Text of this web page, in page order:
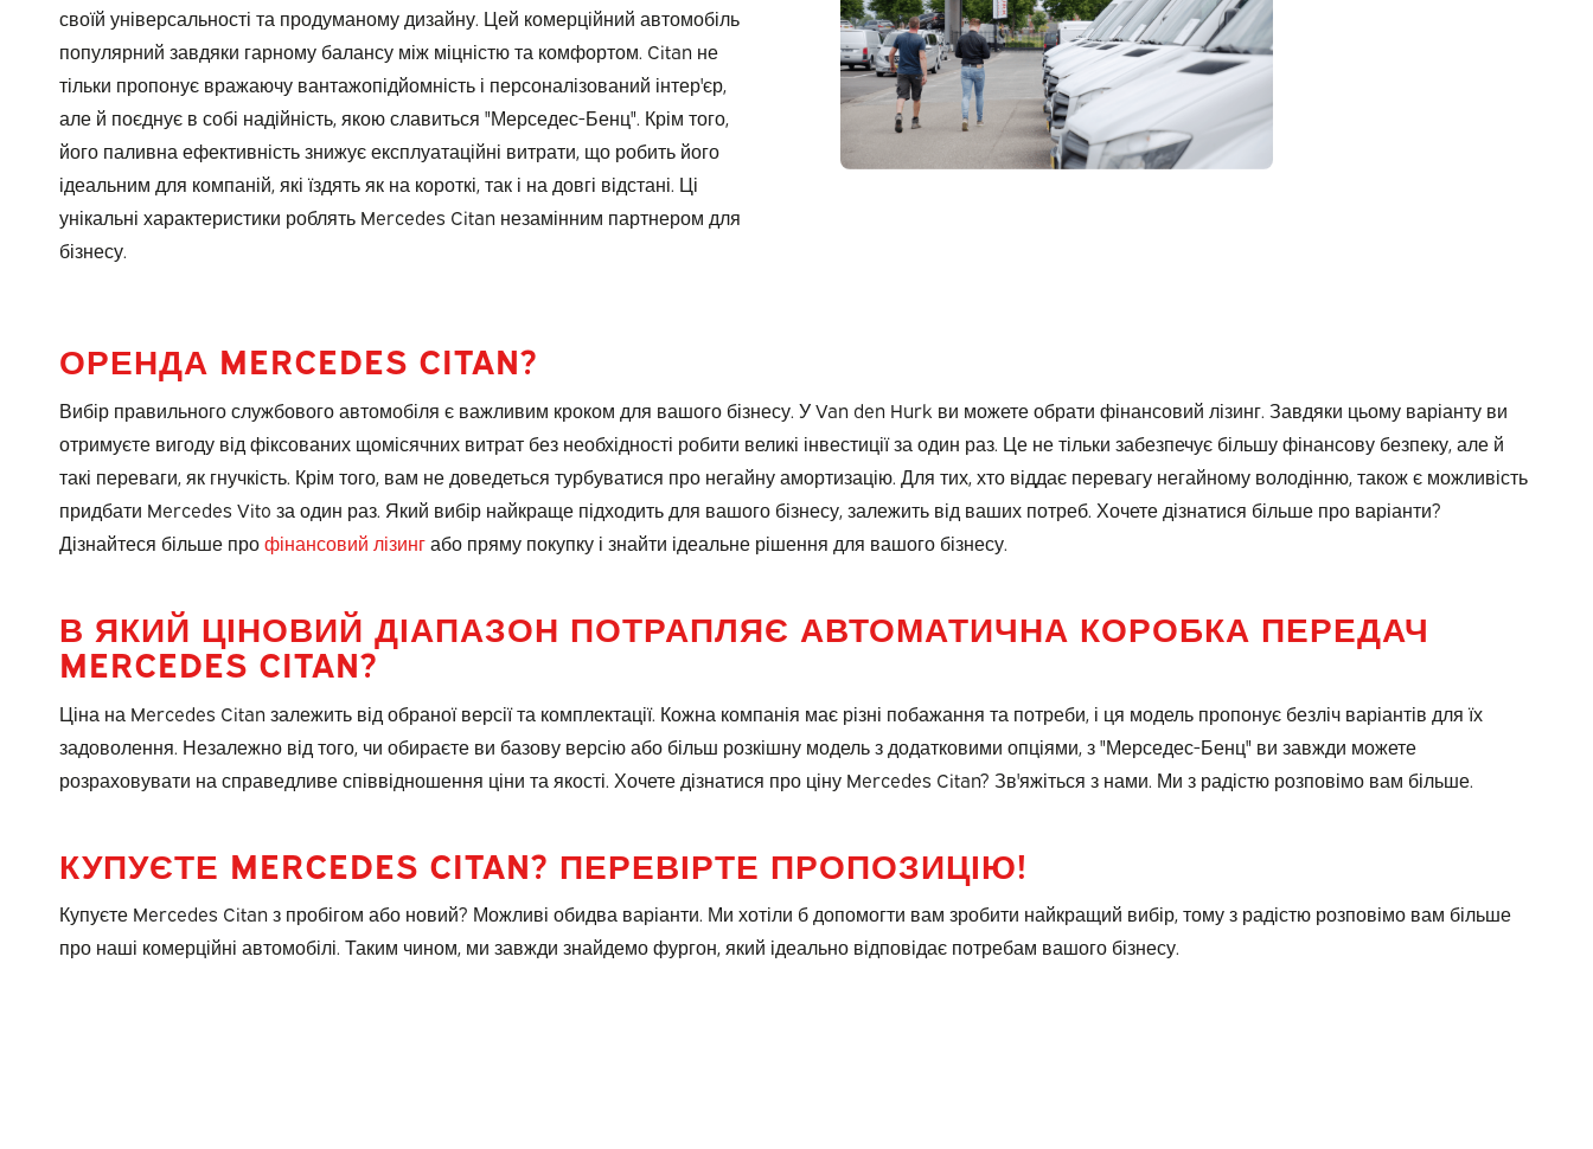
своїй універсальності та продуманому дизайну. Цей комерційний автомобіль
популярний завдяки гарному балансу між міцністю та комфортом. Citan не
тільки пропонує вражаючу вантажопідйомність і персоналізований інтер'єр,
але й поєднує в собі надійність, якою славиться "Мерседес-Бенц". Крім того,
його паливна ефективність знижує експлуатаційні витрати, що робить його
ідеальним для компаній, які їздять як на короткі, так і на довгі відстані. Ці
унікальні характеристики роблять Mercedes Citan незамінним партнером для
бізнесу.
ОРЕНДА MERCEDES CITAN?
Вибір правильного службового автомобіля є важливим кроком для вашого бізнесу. У Van den Hurk ви можете обрати фінансовий лізинг. Завдяки цьому варіанту ви
отримуєте вигоду від фіксованих щомісячних витрат без необхідності робити великі інвестиції за один раз. Це не тільки забезпечує більшу фінансову безпеку, але й
такі переваги, як гнучкість. Крім того, вам не доведеться турбуватися про негайну амортизацію. Для тих, хто віддає перевагу негайному володінню, також є можливість
придбати Mercedes Vito за один раз. Який вибір найкраще підходить для вашого бізнесу, залежить від ваших потреб. Хочете дізнатися більше про варіанти?
Дізнайтеся більше профінансовий лізингабо пряму покупку і знайти ідеальне рішення для вашого бізнесу.
В ЯКИЙ ЦІНОВИЙ ДІАПАЗОН ПОТРАПЛЯЄ АВТОМАТИЧНА КОРОБКА ПЕРЕДАЧ
MERCEDES CITAN?
Ціна на Mercedes Citan залежить від обраної версії та комплектації. Кожна компанія має різні побажання та потреби, і ця модель пропонує безліч варіантів для їх
задоволення. Незалежно від того, чи обираєте ви базову версію або більш розкішну модель з додатковими опціями, з "Мерседес-Бенц" ви завжди можете
розраховувати на справедливе співвідношення ціни та якості. Хочете дізнатися про ціну Mercedes Citan? Зв'яжіться з нами. Ми з радістю розповімо вам більше.
КУПУЄТЕ MERCEDES CITAN? ПЕРЕВІРТЕ ПРОПОЗИЦІЮ!
Купуєте Mercedes Citan з пробігом або новий? Можливі обидва варіанти. Ми хотіли б допомогти вам зробити найкращий вибір, тому з радістю розповімо вам більше
про наші комерційні автомобілі. Таким чином, ми завжди знайдемо фургон, який ідеально відповідає потребам вашого бізнесу.